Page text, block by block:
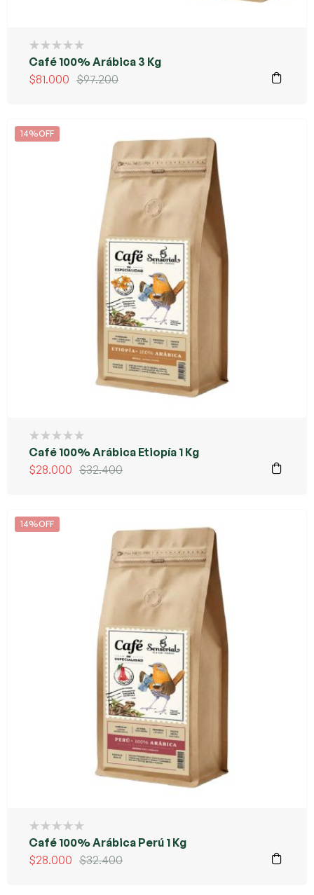
Café 100% Arábica 3 Kg
$97.200
$81.000
14%OFF
Café 100% Arábica Etiopía 1 Kg
$32.400
$28.000
14%OFF
Café 100% Arábica Perú 1 Kg
$32.400
$28.000